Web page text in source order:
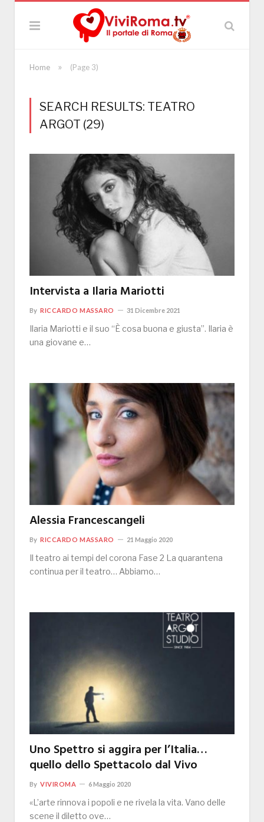
Home » (Page 3)
SEARCH RESULTS: TEATRO
ARGOT (29)
Intervista a Ilaria Mariotti
By RICCARDO MASSARO 31 Dicembre 2021
Ilaria Mariotti e il suo “È cosa buona e giusta”. Ilaria è
una giovane e…
Alessia Francescangeli
By RICCARDO MASSARO 21 Maggio 2020
Il teatro ai tempi del corona Fase 2 La quarantena
continua per il teatro… Abbiamo…
Uno Spettro si aggira per l’Italia…
quello dello Spettacolo dal Vivo
By VIVIROMA 6 Maggio 2020
«L’arte rinnova i popoli e ne rivela la vita. Vano delle
scene il diletto ove…